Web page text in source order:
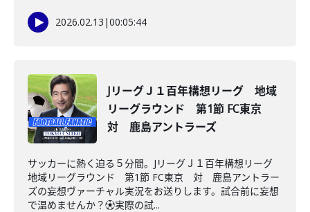
2026.02.13 |00:05:44
JリーグＪ１百年構想リーグ 地域
リーグラウンド 第1節 FC東京
対 鹿島アントラーズ
サッカーに熱く迫る５分間。JリーグＪ１百年構想リーグ
地域リーグラウンド 第1節 FC東京 対 鹿島アントラー
ズの妄想ヴァーチャル実況をお送りします。試合前に妄想
で温めませんか？⚽️実際の試...